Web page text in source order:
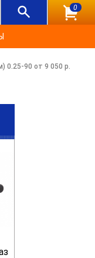
0
0.25-90 от 9 050 р.